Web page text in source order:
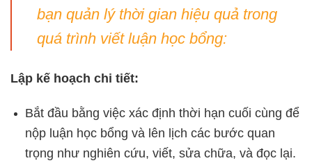
bạn quản lý thời gian hiệu quả trong
quá trình viết luận học bổng:
Lập kế hoạch chi tiết:
Bắt đầu bằng việc xác định thời hạn cuối cùng để
nộp luận học bổng và lên lịch các bước quan
trọng như nghiên cứu, viết, sửa chữa, và đọc lại.